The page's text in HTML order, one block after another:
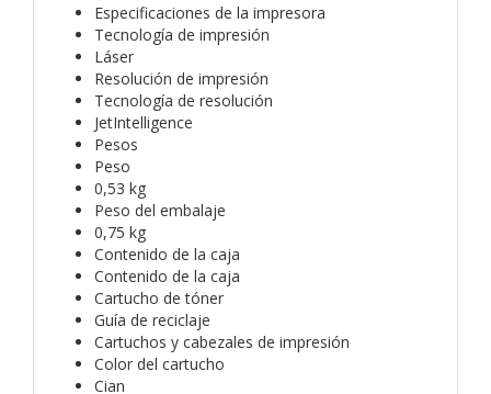
Especificaciones de la impresora
Tecnología de impresión
Láser
Resolución de impresión
Tecnología de resolución
JetIntelligence
Pesos
Peso
0,53 kg
Peso del embalaje
0,75 kg
Contenido de la caja
Contenido de la caja
Cartucho de tóner
Guía de reciclaje
Cartuchos y cabezales de impresión
Color del cartucho
Cian